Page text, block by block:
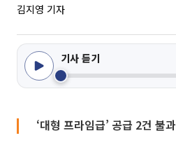
김지영 기자
기사 듣기
‘대형 프라임급’ 공급 2건 불과